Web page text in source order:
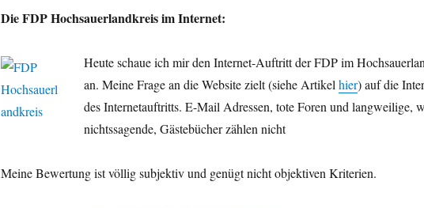
Die FDP Hochsauerlandkreis im Internet:
Heute schaue ich mir den Internet-Auftritt der FDP im
an. Meine Frage an die Website zielt (siehe Artikelhier) auf die
des Internetauftritts. E-Mail Adressen, tote Foren und langweilige,
nichtssagende, Gästebücher zählen nicht
Meine Bewertung ist völlig subjektiv und genügt nicht objektiven Kriterien.